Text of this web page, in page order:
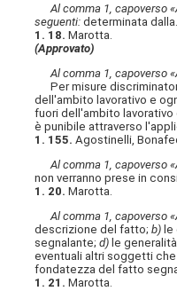
Al comma 1, capoverso
seguenti: determinata dalla.
1. 18. Marotta.
(Approvato)
Al comma 1, capoverso
Per misure
dell'ambito lavorativo e
fuori dell'ambito
è punibile attraverso
1. 155. Agostinelli,
Al comma 1, capoverso
non verranno prese in
1. 20. Marotta.
Al comma 1, capoverso
descrizione del fatto;b)
segnalante;d) le
eventuali altri soggetti
fondatezza del fatto
1. 21. Marotta.